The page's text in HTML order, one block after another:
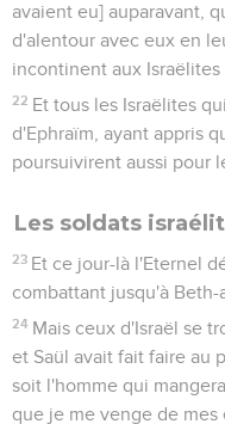
avaient eu] auparavant,
d'alentour avec eux en
incontinent aux Israëlites
22 Et tous les Israëlites
d'Ephraïm, ayant appris
poursuivirent aussi pour
Les soldats
23 Et ce jour-là l'Eternel
combattant jusqu'à Beth-
24 Mais ceux d'Israël se
et Saül avait fait faire au
soit l'homme qui
que je me venge de